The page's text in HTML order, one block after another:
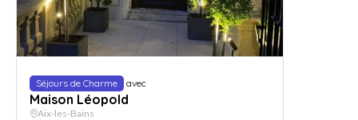
Séjours de Charme avec
Maison Léopold
Aix-les-Bains